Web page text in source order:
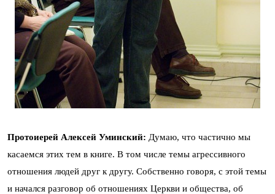
Протоиерей Алексей Уминский: Думаю, что частично мы
касаемся этих тем в книге. В том числе темы агрессивного
отношения людей друг к другу. Собственно говоря, с этой темы
и начался разговор об отношениях Церкви и общества, об